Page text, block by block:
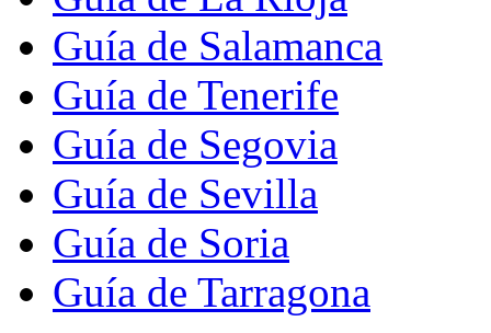
Guía de Salamanca
Guía de Tenerife
Guía de Segovia
Guía de Sevilla
Guía de Soria
Guía de Tarragona